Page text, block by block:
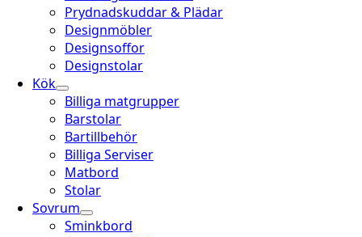
Prydnadskuddar & Plädar
Designmöbler
Designsoffor
Designstolar
Kök
Billiga matgrupper
Barstolar
Bartillbehör
Billiga Serviser
Matbord
Stolar
Sovrum
Sminkbord